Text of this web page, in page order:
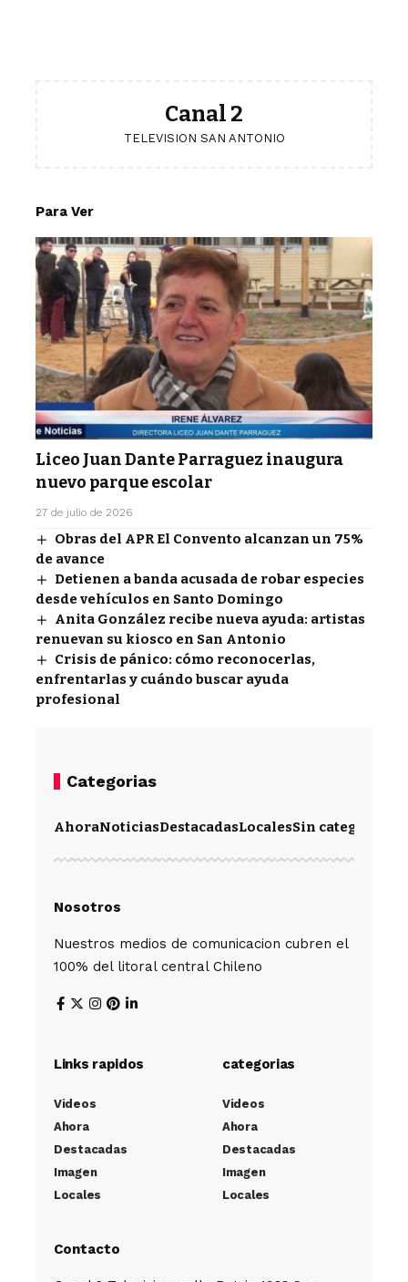
Canal 2
TELEVISION SAN ANTONIO
Para Ver
Liceo Juan Dante Parraguez inaugura
nuevo parque escolar
27 de julio de 2026
Obras del APR El Convento alcanzan un 75%
de avance
Detienen a banda acusada de robar especies
desde vehículos en Santo Domingo
Anita González recibe nueva ayuda: artistas
renuevan su kiosco en San Antonio
Crisis de pánico: cómo reconocerlas,
enfrentarlas y cuándo buscar ayuda
profesional
Categorias
AhoraNoticiasDestacadasLocalesSin categoría
Nosotros
Nuestros medios de comunicacion cubren el
100% del litoral central Chileno
Links rapidos
Videos
Ahora
Destacadas
Imagen
Locales
categorias
Videos
Ahora
Destacadas
Imagen
Locales
Contacto